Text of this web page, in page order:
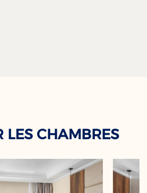
LES CHAMBRES